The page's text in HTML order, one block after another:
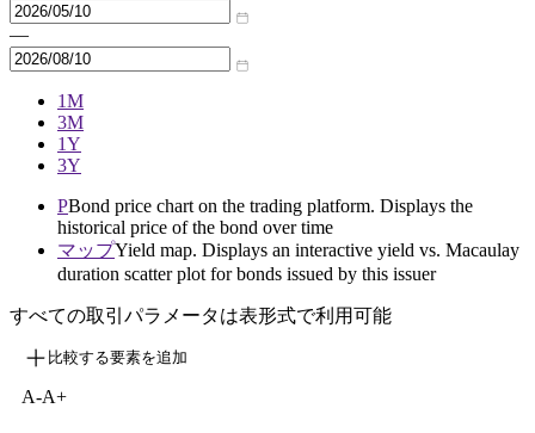
—
1M
3M
1Y
3Y
PBond price chart on the trading platform. Displays the
historical price of the bond over time
マップYield map. Displays an interactive yield vs. Macaulay
duration scatter plot for bonds issued by this issuer
すべての取引パラメータは表形式で利用可能
比較する要素を追加